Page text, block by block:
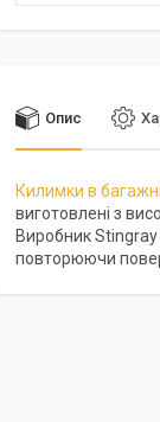
Опис
Килимки в
виготовлені з
Виробник
повторюючи